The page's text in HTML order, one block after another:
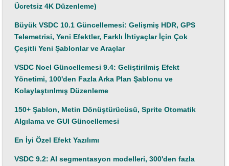
Ücretsiz 4K Düzenleme)
Büyük VSDC 10.1 Güncellemesi: Gelişmiş HDR, GPS
Telemetrisi, Yeni Efektler, Farklı İhtiyaçlar İçin Çok
Çeşitli Yeni Şablonlar ve Araçlar
VSDC Noel Güncellemesi 9.4: Geliştirilmiş Efekt
Yönetimi, 100'den Fazla Arka Plan Şablonu ve
Kolaylaştırılmış Düzenleme
150+ Şablon, Metin Dönüştürücüsü, Sprite Otomatik
Algılama ve GUI Güncellemesi
En İyi Özel Efekt Yazılımı
VSDC 9.2: AI segmentasyon modelleri, 300'den fazla